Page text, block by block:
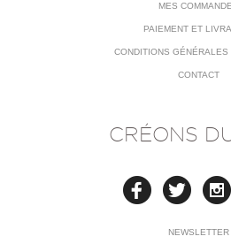
MES
PAIEMENT ET
CONDITIONS GÉNÉRALES
CONTACT
CRÉONS
NEWSLETTER